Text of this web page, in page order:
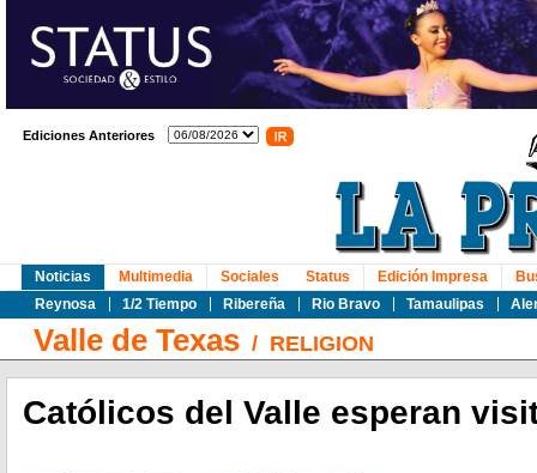
Ediciones Anteriores
Noticias
Reynosa
1/2 Tiempo Ribereña Rio Bravo Tamaulipas
Multimedia Sociales Status Edición Impresa
Valle de Texas / RELIGION
Católicos del Valle esperan